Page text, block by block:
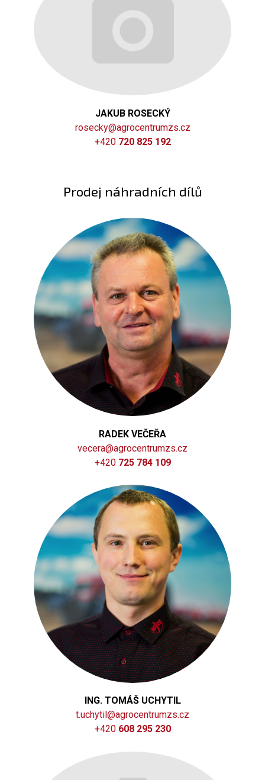
JAKUB ROSECKÝ
rosecky@agrocentrumzs.cz
+420 720 825 192
Prodej náhradních dílů
RADEK VEČEŘA
vecera@agrocentrumzs.cz
+420 725 784 109
ING. TOMÁŠ UCHYTIL
t.uchytil@agrocentrumzs.cz
+420 608 295 230